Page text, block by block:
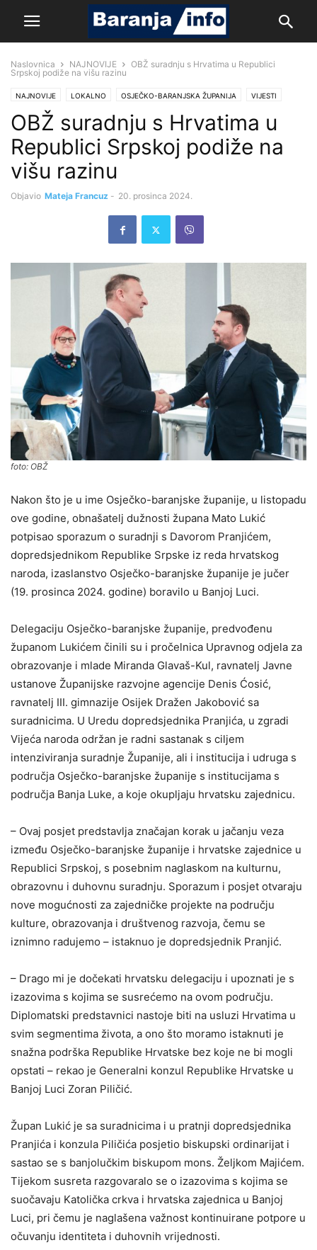
Naslovnica NAJNOVIJE
OBŽ suradnju s Hrvatima u Republici
Srpskoj podiže na višu razinu
NAJNOVIJE LOKALNO OSJEČKO-BARANJSKA ŽUPANIJA VIJESTI
OBŽ suradnju s Hrvatima u
Republici Srpskoj podiže na
višu razinu
Objavio Mateja Francuz - 20. prosinca 2024.
foto: OBŽ
Nakon što je u ime Osječko-baranjske županije, u listopadu
ove godine, obnašatelj dužnosti župana Mato Lukić
potpisao sporazum o suradnji s Davorom Pranjićem,
dopredsjednikom Republike Srpske iz reda hrvatskog
naroda, izaslanstvo Osječko-baranjske županije je jučer
(19. prosinca 2024. godine) boravilo u Banjoj Luci.
Delegaciju Osječko-baranjske županije, predvođenu
županom Lukićem činili su i pročelnica Upravnog odjela za
obrazovanje i mlade Miranda Glavaš-Kul, ravnatelj Javne
ustanove Županijske razvojne agencije Denis Ćosić,
ravnatelj III. gimnazije Osijek Dražen Jakobović sa
suradnicima. U Uredu dopredsjednika Pranjića, u zgradi
Vijeća naroda održan je radni sastanak s ciljem
intenziviranja suradnje Županije, ali i institucija i udruga s
područja Osječko-baranjske županije s institucijama s
područja Banja Luke, a koje okupljaju hrvatsku zajednicu.
– Ovaj posjet predstavlja značajan korak u jačanju veza
između Osječko-baranjske županije i hrvatske zajednice u
Republici Srpskoj, s posebnim naglaskom na kulturnu,
obrazovnu i duhovnu suradnju. Sporazum i posjet otvaraju
nove mogućnosti za zajedničke projekte na području
kulture, obrazovanja i društvenog razvoja, čemu se
iznimno radujemo – istaknuo je dopredsjednik Pranjić.
– Drago mi je dočekati hrvatsku delegaciju i upoznati je s
izazovima s kojima se susrećemo na ovom području.
Diplomatski predstavnici nastoje biti na usluzi Hrvatima u
svim segmentima života, a ono što moramo istaknuti je
snažna podrška Republike Hrvatske bez koje ne bi mogli
opstati – rekao je Generalni konzul Republike Hrvatske u
Banjoj Luci Zoran Piličić.
Župan Lukić je sa suradnicima i u pratnji dopredsjednika
Pranjića i konzula Piličića posjetio biskupski ordinarijat i
sastao se s banjolučkim biskupom mons. Željkom Majićem.
Tijekom susreta razgovaralo se o izazovima s kojima se
suočavaju Katolička crkva i hrvatska zajednica u Banjoj
Luci, pri čemu je naglašena važnost kontinuirane potpore u
očuvanju identiteta i duhovnih vrijednosti.